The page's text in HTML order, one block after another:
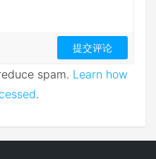
spam. Learn how
.